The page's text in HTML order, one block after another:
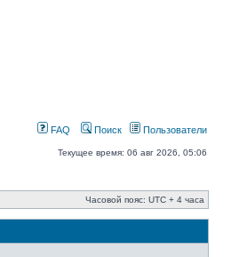
FAQ Поиск Пользователи
Текущее время: 06 авг 2026, 05:06
Часовой пояс: UTC + 4 часа